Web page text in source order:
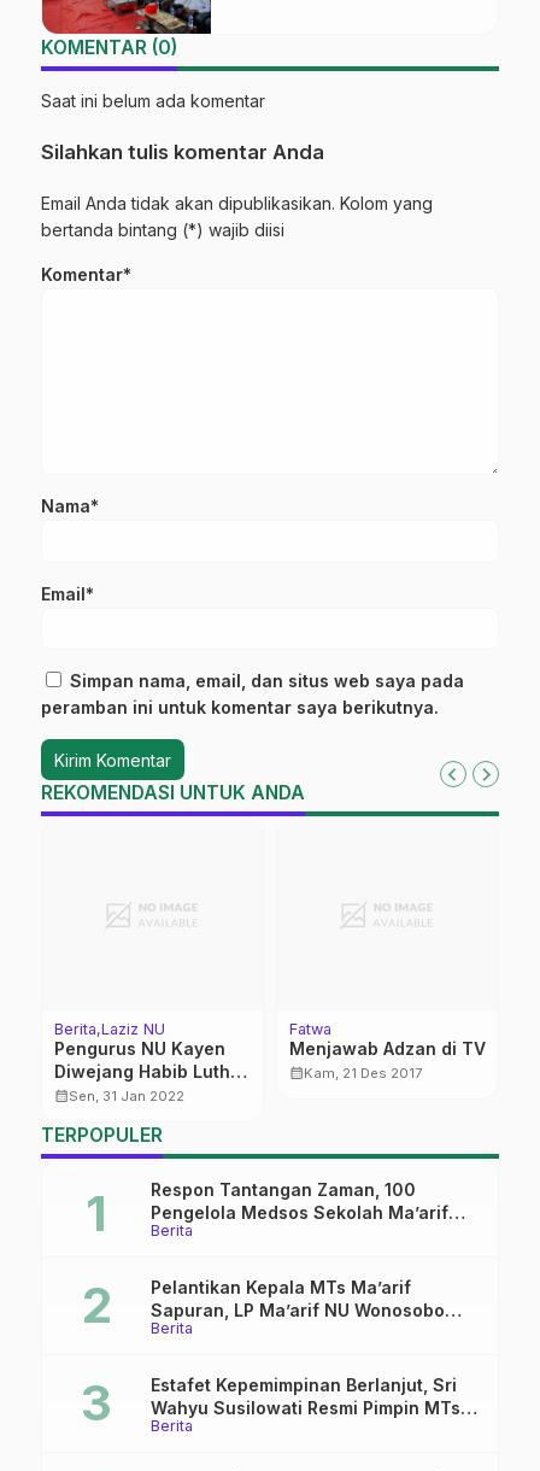
KOMENTAR (0)
Saat ini belum ada komentar
Silahkan tulis komentar Anda
Email Anda tidak akan dipublikasikan. Kolom yang
bertanda bintang (*) wajib diisi
Komentar*
Nama*
Email*
Simpan nama, email, dan situs web saya pada
peramban ini untuk komentar saya berikutnya.
REKOMENDASI UNTUK ANDA
Berita Laziz NU
Pengurus NU Kayen
Diwejang Habib Luthfi
sebelum Dilantik
calendar_monthSen, 31 Jan 2022
Fatwa
Menjawab Adzan di TV
calendar_monthKam, 21 Des 2017
TERPOPULER
Berita
Respon Tantangan Zaman, 100
Pengelola Medsos Sekolah Ma’arif
Pekalongan Ikuti Pelatihan Literasi
Berita
Pelantikan Kepala MTs Ma’arif
Sapuran, LP Ma’arif NU Wonosobo
Tekankan Lima Amanah
Berita
Estafet Kepemimpinan Berlanjut, Sri
Wahyu Susilowati Resmi Pimpin MTs
Ma’arif Sapuran